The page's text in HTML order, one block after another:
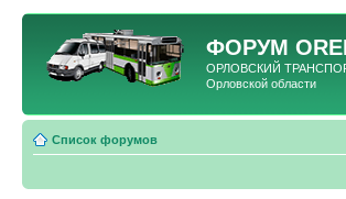
ФОРУМ
ОРЛОВСКИЙ ТРАНСПОРТ
Орловской области
Список форумов